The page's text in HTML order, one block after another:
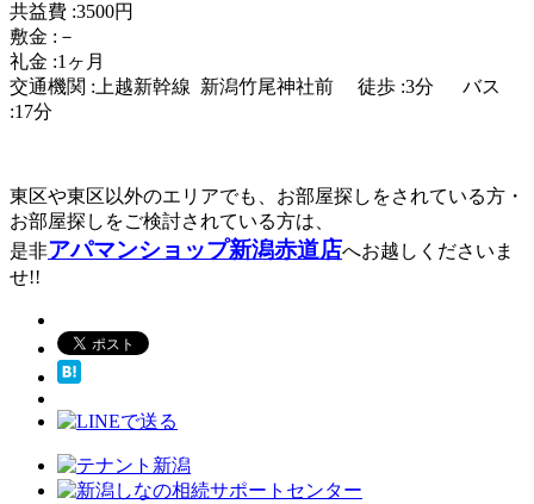
共益費 :3500円
敷金 :－
礼金 :1ヶ月
交通機関 :上越新幹線 新潟竹尾神社前 徒歩 :3分 バス
:17分
東区や東区以外のエリアでも、お部屋探しをされている方・
お部屋探しをご検討されている方は、
是非アパマンショップ新潟赤道店へお越しくださいま
せ!!